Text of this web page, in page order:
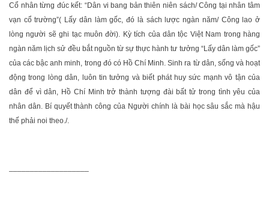
Cổ nhân từng đúc kết: “Dân vi bang bản thiên niên sách/ Công tại nhân tâm
vạn cổ trường”( Lấy dân làm gốc, đó là sách lược ngàn năm/ Công lao ở
lòng người sẽ ghi tạc muôn đời). Kỳ tích của dân tộc Việt Nam trong hàng
ngàn năm lịch sử đều bắt nguồn từ sự thực hành tư tưởng “Lấy dân làm gốc”
của các bậc anh minh, trong đó có Hồ Chí Minh. Sinh ra từ dân, sống và hoạt
động trong lòng dân, luôn tin tưởng và biết phát huy sức mạnh vô tận của
dân để vì dân, Hồ Chí Minh trở thành tượng đài bất tử trong tình yêu của
nhân dân. Bí quyết thành công của Người chính là bài học sâu sắc mà hậu
thế phải noi theo./.